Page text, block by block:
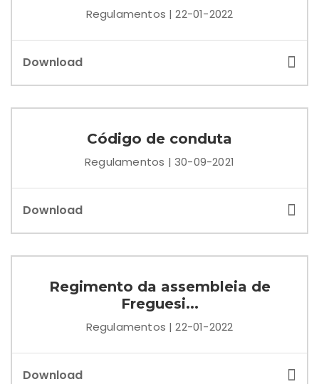
Regulamentos | 22-01-2022
Download
Código de conduta
Regulamentos | 30-09-2021
Download
Regimento da assembleia de
Freguesi...
Regulamentos | 22-01-2022
Download